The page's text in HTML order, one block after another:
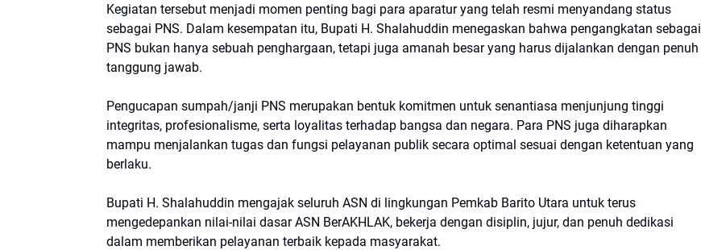
Kegiatan tersebut menjadi momen penting bagi para aparatur yang telah resmi menyandang status
sebagai PNS. Dalam kesempatan itu, Bupati H. Shalahuddin menegaskan bahwa pengangkatan sebagai
PNS bukan hanya sebuah penghargaan, tetapi juga amanah besar yang harus dijalankan dengan penuh
tanggung jawab.
Pengucapan sumpah/janji PNS merupakan bentuk komitmen untuk senantiasa menjunjung tinggi
integritas, profesionalisme, serta loyalitas terhadap bangsa dan negara. Para PNS juga diharapkan
mampu menjalankan tugas dan fungsi pelayanan publik secara optimal sesuai dengan ketentuan yang
berlaku.
Bupati H. Shalahuddin mengajak seluruh ASN di lingkungan Pemkab Barito Utara untuk terus
mengedepankan nilai-nilai dasar ASN BerAKHLAK, bekerja dengan disiplin, jujur, dan penuh dedikasi
dalam memberikan pelayanan terbaik kepada masyarakat.